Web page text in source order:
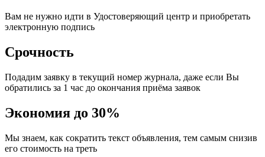
Вам не нужно идти в Удостоверяющий центр и приобретать
электронную подпись
Срочность
Подадим заявку в текущий номер журнала, даже если Вы
обратились за 1 час до окончания приёма заявок
Экономия до 30%
Мы знаем, как сократить текст объявления, тем самым снизив
его стоимость на треть